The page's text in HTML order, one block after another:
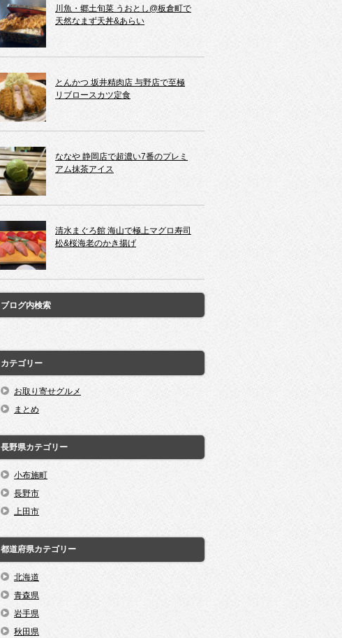
川魚・郷土旬菜 うおとし@板倉町で
天然なまず天丼&あらい
とんかつ 坂井精肉店 与野店で至極
リブロースカツ定食
ななや 静岡店で超濃い7番のプレミ
アム抹茶アイス
清水まぐろ館 海山で極上マグロ寿司
松&桜海老のかき揚げ
ブログ内検索
カテゴリー
お取り寄せグルメ
まとめ
長野県カテゴリー
小布施町
長野市
上田市
都道府県カテゴリー
北海道
青森県
岩手県
秋田県